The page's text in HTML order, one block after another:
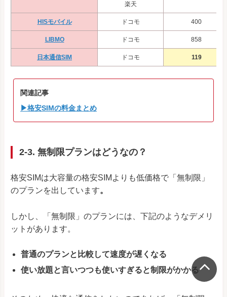
楽天
HISモバイル ドコモ 400
LIBMO ドコモ 858
日本通信SIM ドコモ 119
関連記事
▶格安SIMの料金まとめ
2-3. 無制限プランはどうなの？
格安SIMは大容量の格安SIMよりも低価格で「無制限」
のプランを出しています。
しかし、「無制限」のプランには、下記のようなデメリ
ットがあります。
普通のプランと比較して速度が遅くなる
使い放題と言いつつも使いすぎると制限がかかる